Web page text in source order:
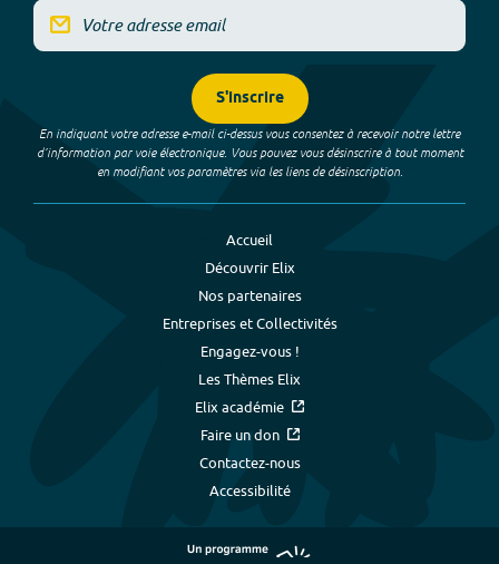
S'inscrire
En indiquant votre adresse e-mail ci-dessus vous consentez à recevoir notre lettre
d’information par voie électronique. Vous pouvez vous désinscrire à tout moment
en modifiant vos paramètres via les liens de désinscription.
Accueil
Découvrir Elix
Nos partenaires
Entreprises et Collectivités
Engagez-vous !
Les Thèmes Elix
Elix académie
Faire un don
Contactez-nous
Accessibilité